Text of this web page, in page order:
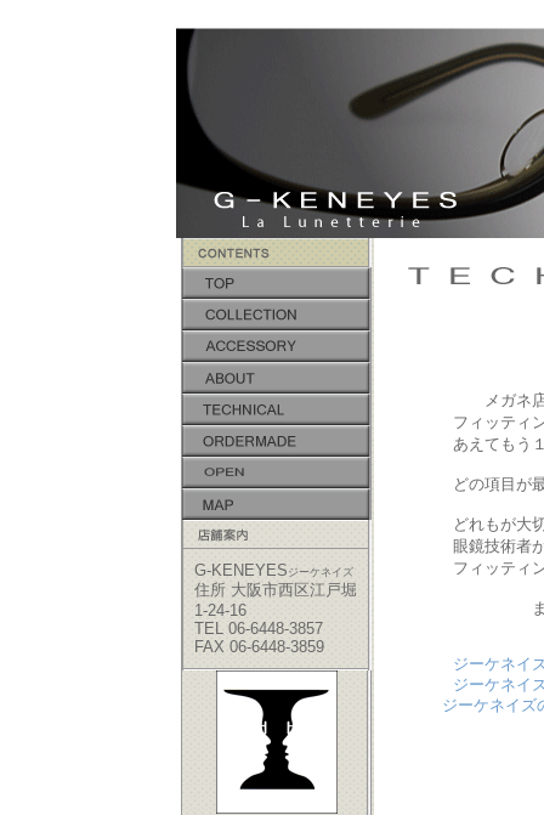
G-KENEYES ジーケネイズ
住所 大阪市西区江戸堀
1-24-16
TEL 06-6448-3857
FAX 06-6448-3859
メガネ
フィッティング、
あえてもう１つ加
どの項目が最も重
どれもが大切な作
眼鏡技術者が眼鏡
フィッティングの
まずはジ
ジーケネイ
ジーケネイ
ジーケネイズ